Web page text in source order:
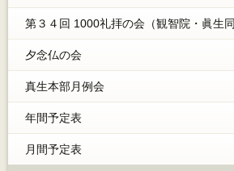
第３４回 1000礼拝の会（観智院・眞生
夕念仏の会
真生本部月例会
年間予定表
月間予定表